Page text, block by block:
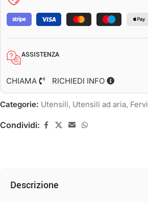
ASSISTENZA
CHIAMA RICHIEDI INFO
Categorie: Utensili, Utensili ad aria, Fervi
Condividi:
Descrizione